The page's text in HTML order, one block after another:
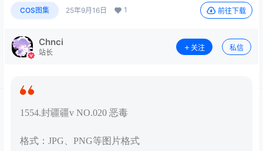
COS图集 25年9月16日 1 前往下载
Chnci
站长
关注 私信
1554.封疆疆v NO.020 恶毒
格式：JPG、PNG等图片格式